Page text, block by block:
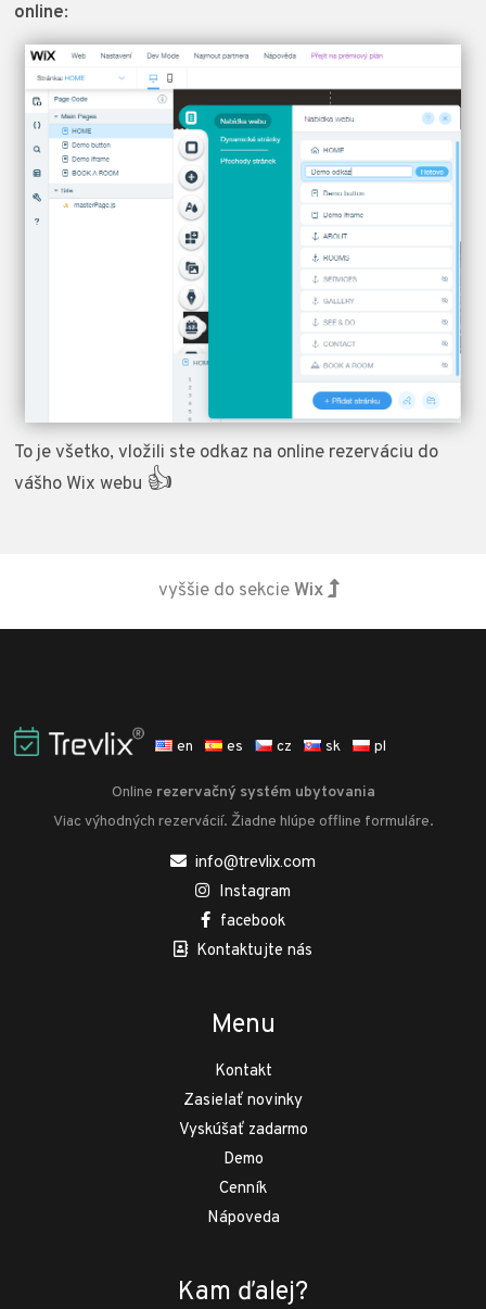
online:
To je všetko, vložili ste odkaz na online rezerváciu do
vášho Wix webu 👍
vyššie do sekcieWix
en es cz sk pl
Online rezervačný systém ubytovania
Viac výhodných rezervácií. Žiadne hlúpe offline formuláre.
info@trevlix.com
Instagram
facebook
Kontaktujte nás
Menu
Kontakt
Zasielať novinky
Vyskúšať zadarmo
Demo
Cenník
Nápoveda
Kam ďalej?